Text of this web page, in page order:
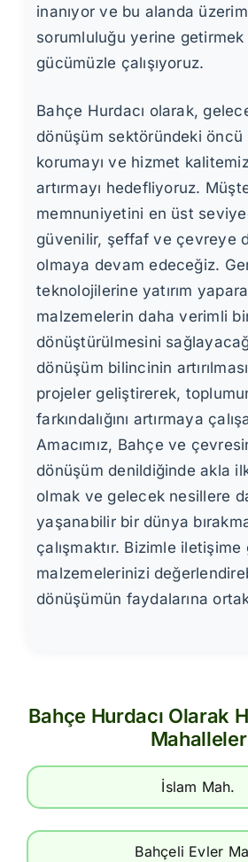
inanıyor ve bu alanda
sorumluluğu yerine
gücümüzle çalışıyoruz.
Bahçe Hurdacı olarak,
dönüşüm sektöründeki öncü
korumayı ve hizmet
artırmayı hedefliyoruz.
memnuniyetini en üst
güvenilir, şeffaf ve çevreye
olmaya devam edeceğiz.
teknolojilerine yatırım
malzemelerin daha verimli
dönüştürülmesini
dönüşüm bilincinin
projeler geliştirerek,
farkındalığını artırmaya
Amacımız, Bahçe ve
dönüşüm denildiğinde akla
olmak ve gelecek nesillere
yaşanabilir bir dünya
çalışmaktır. Bizimle
malzemelerinizi
dönüşümün faydalarına
Bahçe Hurdacı Olarak
Mahalleler
İslam Mah.
Bahçeli Evler